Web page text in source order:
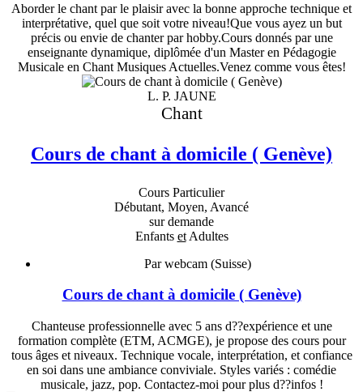
Aborder le chant par le plaisir avec la bonne approche technique et
interprétative, quel que soit votre niveau!Que vous ayez un but
précis ou envie de chanter par hobby.Cours donnés par une
enseignante dynamique, diplômée d'un Master en Pédagogie
Musicale en Chant Musiques Actuelles.Venez comme vous êtes!
L. P. JAUNE
Chant
Cours de chant à domicile ( Genève)
Cours Particulier
Débutant, Moyen, Avancé
sur demande
Enfants etAdultes
Par webcam (Suisse)
Cours de chant à domicile ( Genève)
Chanteuse professionnelle avec 5 ans d??expérience et une
formation complète (ETM, ACMGE), je propose des cours pour
tous âges et niveaux. Technique vocale, interprétation, et confiance
en soi dans une ambiance conviviale. Styles variés : comédie
musicale, jazz, pop. Contactez-moi pour plus d??infos !